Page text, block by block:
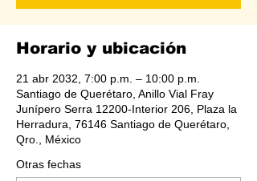
Horario y ubicación
21 abr 2032, 7:00 p.m. – 10:00 p.m.
Santiago de Querétaro, Anillo Vial Fray
Junípero Serra 12200-Interior 206, Plaza la
Herradura, 76146 Santiago de Querétaro,
Qro., México
Otras fechas